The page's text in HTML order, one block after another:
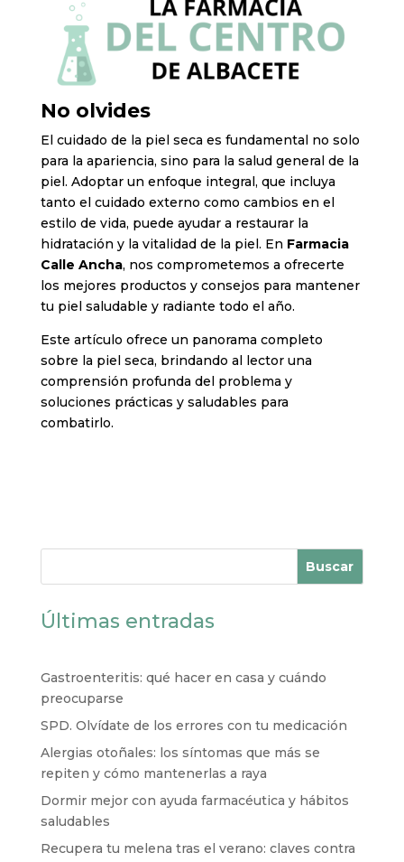
No olvides
El cuidado de la piel seca es fundamental no solo
para la apariencia, sino para la salud general de la
piel. Adoptar un enfoque integral, que incluya
tanto el cuidado externo como cambios en el
estilo de vida, puede ayudar a restaurar la
hidratación y la vitalidad de la piel. En Farmacia
Calle Ancha, nos comprometemos a ofrecerte
los mejores productos y consejos para mantener
tu piel saludable y radiante todo el año.
Este artículo ofrece un panorama completo
sobre la piel seca, brindando al lector una
comprensión profunda del problema y
soluciones prácticas y saludables para
combatirlo.
Buscar
Últimas entradas
Gastroenteritis: qué hacer en casa y cuándo
preocuparse
SPD. Olvídate de los errores con tu medicación
Alergias otoñales: los síntomas que más se
repiten y cómo mantenerlas a raya
Dormir mejor con ayuda farmacéutica y hábitos
saludables
Recupera tu melena tras el verano: claves contra